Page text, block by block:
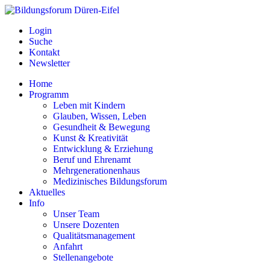
Login
Suche
Kontakt
Newsletter
Home
Programm
Leben mit Kindern
Glauben, Wissen, Leben
Gesundheit & Bewegung
Kunst & Kreativität
Entwicklung & Erziehung
Beruf und Ehrenamt
Mehrgenerationenhaus
Medizinisches Bildungsforum
Aktuelles
Info
Unser Team
Unsere Dozenten
Qualitätsmanagement
Anfahrt
Stellenangebote